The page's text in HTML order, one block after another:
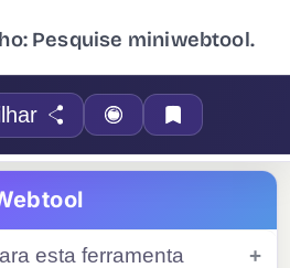
Pesquise miniwebtool.
esta ferramenta